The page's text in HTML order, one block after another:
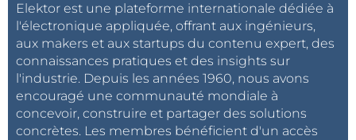
Elektor est une plateforme internationale dédiée à
l'électronique appliquée, offrant aux ingénieurs,
aux makers et aux startups du contenu expert, des
connaissances pratiques et des insights sur
l'industrie. Depuis les années 1960, nous avons
encouragé une communauté mondiale à
concevoir, construire et partager des solutions
concrètes. Les membres bénéficient d'un accès